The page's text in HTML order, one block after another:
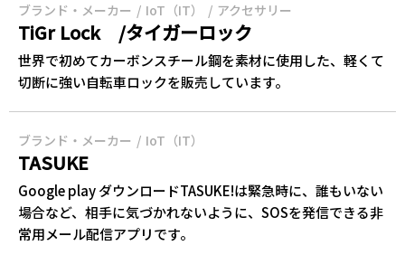
ブランド・メーカー IoT（IT） アクセサリー
TiGr Lock /タイガーロック
世界で初めてカーボンスチール鋼を素材に使用した、軽くて
切断に強い自転車ロックを販売しています。
ブランド・メーカー IoT（IT）
TASUKE
Google play ダウンロードTASUKE!は緊急時に、誰もいない
場合など、相手に気づかれないように、SOSを発信できる非
常用メール配信アプリです。